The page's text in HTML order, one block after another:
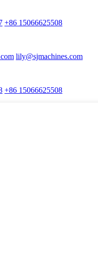
+86 15066625508
lily@sjmachines.com
+86 15066625508